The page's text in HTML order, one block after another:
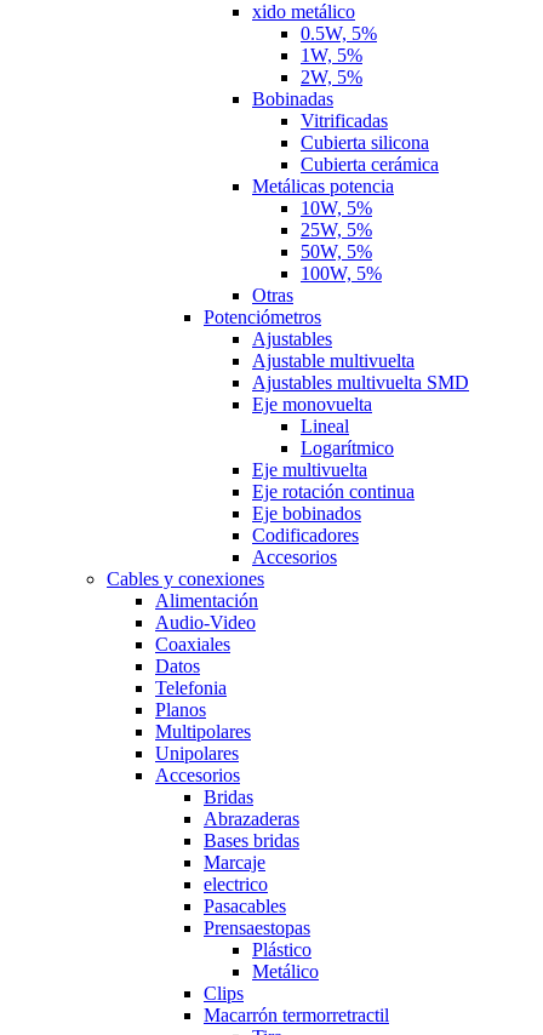
xido metálico
0.5W, 5%
1W, 5%
2W, 5%
Bobinadas
Vitrificadas
Cubierta silicona
Cubierta cerámica
Metálicas potencia
10W, 5%
25W, 5%
50W, 5%
100W, 5%
Otras
Potenciómetros
Ajustables
Ajustable multivuelta
Ajustables multivuelta SMD
Eje monovuelta
Lineal
Logarítmico
Eje multivuelta
Eje rotación continua
Eje bobinados
Codificadores
Accesorios
Cables y conexiones
Alimentación
Audio-Video
Coaxiales
Datos
Telefonia
Planos
Multipolares
Unipolares
Accesorios
Bridas
Abrazaderas
Bases bridas
Marcaje
electrico
Pasacables
Prensaestopas
Plástico
Metálico
Clips
Macarrón termorretractil